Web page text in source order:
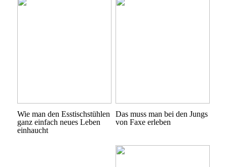
Wie man den Esstischstühlen
ganz einfach neues Leben
einhaucht
Das muss man bei den Jungs
von Faxe erleben